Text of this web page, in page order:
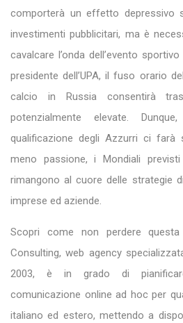
comporterà un effetto depressivo
investimenti pubblicitari, ma è
cavalcare l’onda dell’evento
presidente dell’UPA, il fuso orario
calcio in Russia consentirà
potenzialmente elevate.
qualificazione degli Azzurri ci farà
meno passione, i Mondiali
rimangono al cuore delle strategie
imprese ed aziende.
Scopri come non perdere questa
Consulting, web agency
2003, è in grado di
comunicazione online ad hoc per
italiano ed estero, mettendo a